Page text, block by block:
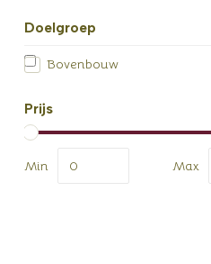
Doelgroep
Bovenbouw
Prijs
Min Max